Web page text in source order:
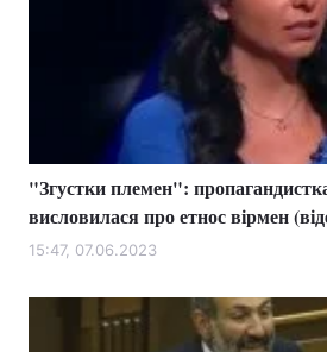
"Згустки племен":
висловилася про етнос вірмен
15:47, 07.06.2023